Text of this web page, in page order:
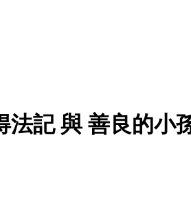
法記 與 善良的小